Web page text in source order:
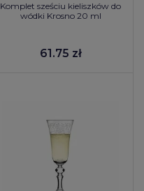
Komplet sześciu kieliszków do
wódki Krosno 20 ml
61.75 zł